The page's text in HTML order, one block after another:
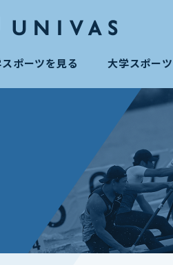
ポーツを見る 大学スポー